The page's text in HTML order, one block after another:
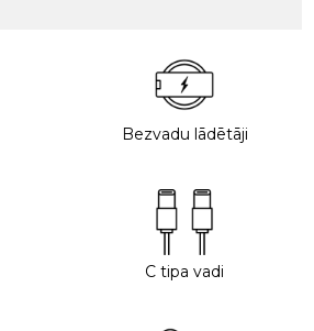
Bezvadu lādētāji
C tipa vadi